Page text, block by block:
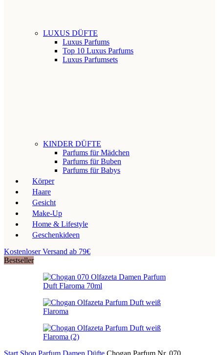
LUXUS DÜFTE
Luxus Parfums
Top 10 Luxus Parfums
Luxus Parfumsets
KINDER DÜFTE
Parfums für Mädchen
Parfums für Buben
Parfums für Babys
Körper
Haare
Gesicht
Make-Up
Home & Lifestyle
Geschenkideen
Kostenloser Versand ab 79€
Bestseller
Start Shop Parfum Damen Düfte Chogan Parfum Nr. 070